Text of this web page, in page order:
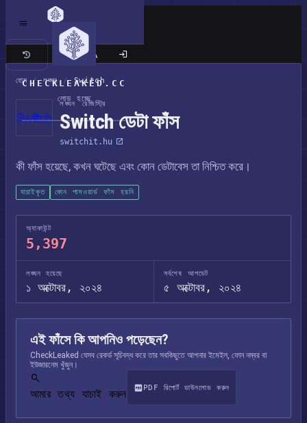
CHECKLEAKED.CC
লোড হচ্ছে
ক্লাসিক সাইট
হোম / লঙ্ঘন / Switch
লঙ্ঘন রেজিস্ট্রি
Switch ডেটা ফাঁস
switchit.hu
কী ফাঁস হয়েছে, কখন ঘটেছে এবং কোন ডেটাবেস তা নিশ্চিত করে।
যাচাইকৃত কোন পাসওয়ার্ড ফাঁস হয়নি
অ্যাকাউন্ট
5,397
লঙ্ঘন হয়েছে
১ অক্টোবর, ২০২৪
সর্বশেষ আপডেট
৫ অক্টোবর, ২০২৪
এই ফাঁসে কি আপনিও পড়েছেন?
CheckLeaked যেসব রেকর্ড সূচিবদ্ধ করে তার সবকিছুতে আপনার ইমেইল, ফোন নম্বর বা
ইউজারনেম খুঁজুন।
আমার তথ্য যাচাই করুন PDF রিপোর্ট ডাউনলোড করুন